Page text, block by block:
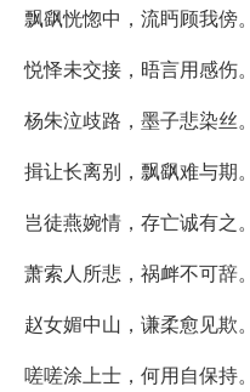
飘飖恍惚中，流眄顾我傍。
悦怿未交接，晤言用感伤。
杨朱泣歧路，墨子悲染丝。
揖让长离别，飘飖难与期。
岂徒燕婉情，存亡诚有之。
萧索人所悲，祸衅不可辞。
赵女媚中山，谦柔愈见欺。
嗟嗟涂上士，何用自保持。